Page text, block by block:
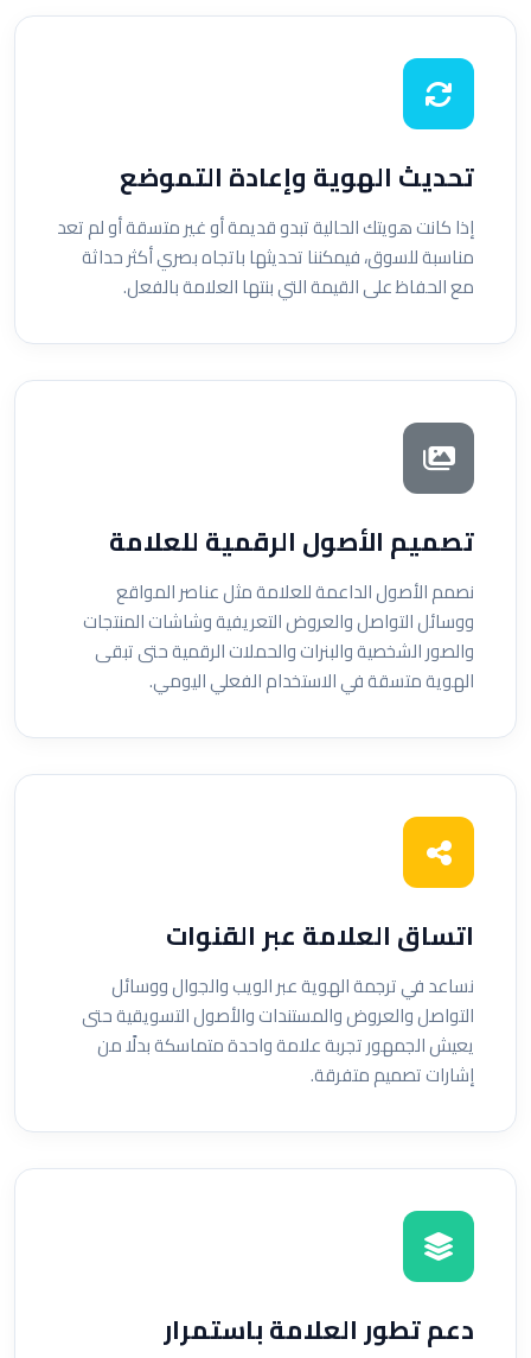
تحديث الهوية وإعادة التموضع
إذا كانت هويتك الحالية تبدو قديمة أو غير متسقة أو لم تعد
مناسبة للسوق، فيمكننا تحديثها باتجاه بصري أكثر حداثة
مع الحفاظ على القيمة التي بنتها العلامة بالفعل.
تصميم الأصول الرقمية للعلامة
نصمم الأصول الداعمة للعلامة مثل عناصر المواقع
ووسائل التواصل والعروض التعريفية وشاشات المنتجات
والصور الشخصية والبنرات والحملات الرقمية حتى تبقى
الهوية متسقة في الاستخدام الفعلي اليومي.
اتساق العلامة عبر القنوات
نساعد في ترجمة الهوية عبر الويب والجوال ووسائل
التواصل والعروض والمستندات والأصول التسويقية حتى
يعيش الجمهور تجربة علامة واحدة متماسكة بدلًا من
إشارات تصميم متفرقة.
دعم تطور العلامة باستمرار